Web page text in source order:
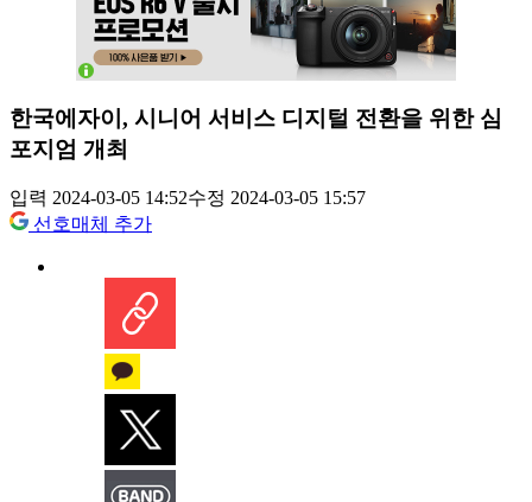
한국에자이, 시니어 서비스 디지털 전환을 위한 심
포지엄 개최
입력 2024-03-05 14:52수정 2024-03-05 15:57
선호매체 추가